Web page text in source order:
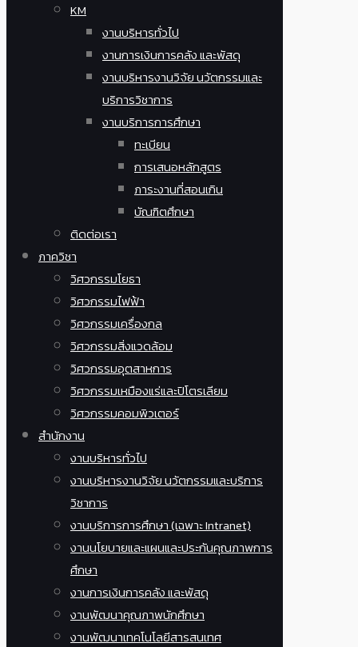
KM
งานบริหารทั่วไป
งานการเงินการคลัง และพัสดุ
งานบริหารงานวิจัย นวัตกรรมและ
บริการวิชาการ
งานบริการการศึกษา
ทะเบียน
การเสนอหลักสูตร
ภาระงานที่สอนเกิน
บัณฑิตศึกษา
ติดต่อเรา
ภาควิชา
วิศวกรรมโยธา
วิศวกรรมไฟฟ้า
วิศวกรรมเครื่องกล
วิศวกรรมสิ่งแวดล้อม
วิศวกรรมอุตสาหการ
วิศวกรรมเหมืองแร่และปิโตรเลียม
วิศวกรรมคอมพิวเตอร์
สำนักงาน
งานบริหารทั่วไป
งานบริหารงานวิจัย นวัตกรรมและบริการ
วิชาการ
งานบริการการศึกษา (เฉพาะ Intranet)
งานนโยบายและแผนและประกันคุณภาพการ
ศึกษา
งานการเงินการคลัง และพัสดุ
งานพัฒนาคุณภาพนักศึกษา
งานพัฒนาเทคโนโลยีสารสนเทศ